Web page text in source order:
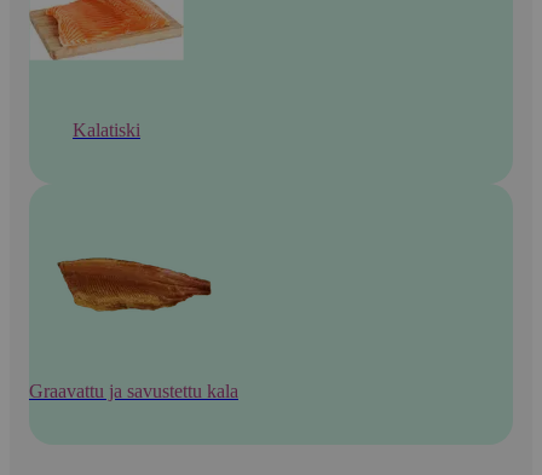
Kalatiski
Graavattu ja savustettu kala